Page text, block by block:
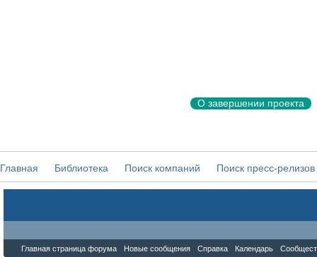
О завершении проекта
Главная Библиотека Поиск компаний Поиск пресс-релизов
Главная страница форума Новые сообщения Справка Календарь